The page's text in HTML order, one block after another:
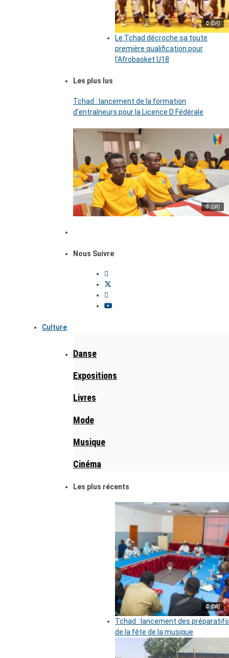
© (DR)
Le Tchad décroche sa toute
première qualification pour
l’Afrobasket U18
Les plus lus
Tchad : lancement de la formation
d’entraîneurs pour la Licence D Fédérale
© (DR)
Nous Suivre
Culture
Danse
Expositions
Livres
Mode
Musique
Cinéma
Les plus récents
© (DR)
Tchad : lancement des préparatifs
de la fête de la musique